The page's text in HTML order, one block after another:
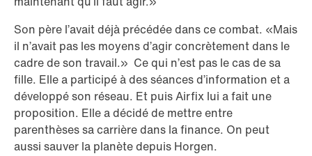
Son père l’avait déjà précédée dans ce combat. «Mais
il n’avait pas les moyens d’agir concrètement dans le
cadre de son travail.» Ce qui n’est pas le cas de sa
fille. Elle a participé à des séances d’information et a
développé son réseau. Et puis Airfix lui a fait une
proposition. Elle a décidé de mettre entre
parenthèses sa carrière dans la finance. On peut
aussi sauver la planète depuis Horgen.